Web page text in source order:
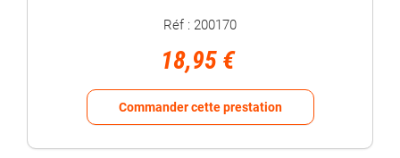
Réf : 200170
18,95 €
Commander cette prestation